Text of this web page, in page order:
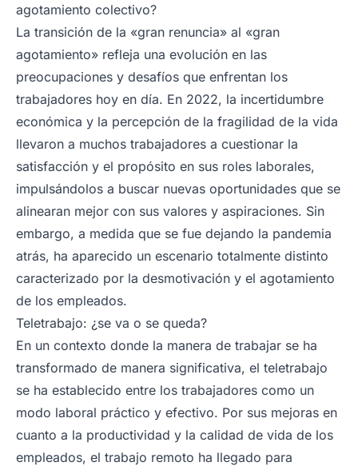
agotamiento colectivo?
La transición de la «gran renuncia» al «gran
agotamiento» refleja una evolución en las
preocupaciones y desafíos que enfrentan los
trabajadores hoy en día. En 2022, la incertidumbre
económica y la percepción de la fragilidad de la vida
llevaron a muchos trabajadores a cuestionar la
satisfacción y el propósito en sus roles laborales,
impulsándolos a buscar nuevas oportunidades que se
alinearan mejor con sus valores y aspiraciones. Sin
embargo, a medida que se fue dejando la pandemia
atrás, ha aparecido un escenario totalmente distinto
caracterizado por la desmotivación y el agotamiento
de los empleados.
Teletrabajo: ¿se va o se queda?
En un contexto donde la manera de trabajar se ha
transformado de manera significativa, el teletrabajo
se ha establecido entre los trabajadores como un
modo laboral práctico y efectivo. Por sus mejoras en
cuanto a la productividad y la calidad de vida de los
empleados, el trabajo remoto ha llegado para